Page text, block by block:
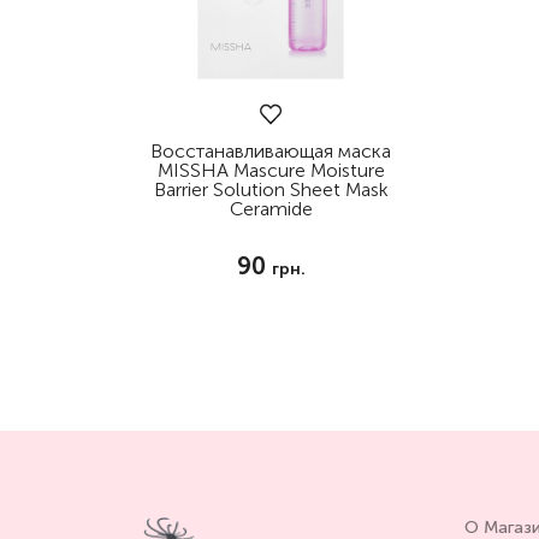
Восстанавливающая маска
MISSHA Mascure Moisture
Barrier Solution Sheet Mask
Ceramide
90 грн.
О